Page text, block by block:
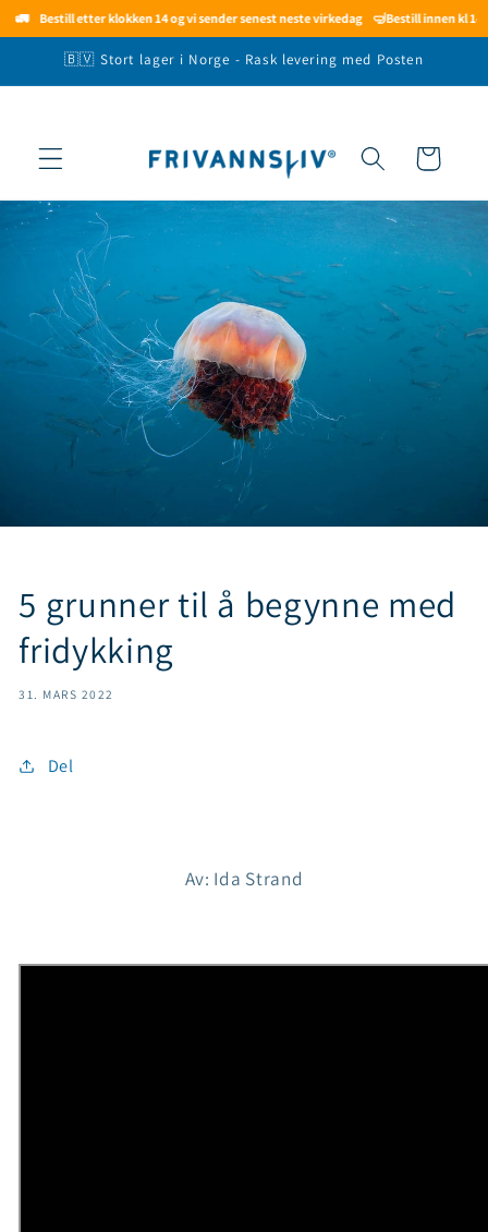
etter klokken 14 og vi sender senest neste virkedag 🤿Bestill innen kl 14.00 og
til
innholdet
🇧🇻 Stort lager i Norge - Rask levering med Posten
Handlekurv
5 grunner til å begynne med
fridykking
31. MARS 2022
Del
Av: Ida Strand